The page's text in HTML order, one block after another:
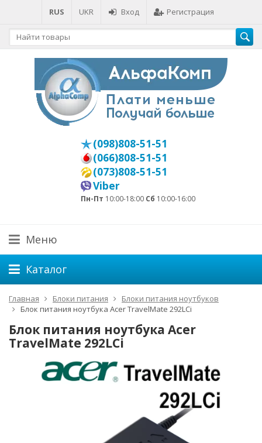
RUS UKR Вход Регистрация
(098)808-51-51
(066)808-51-51
(073)808-51-51
Viber
Пн-Пт 10:00-18:00 Сб 10:00-16:00
Меню
Каталог
Главная Блоки питания
Блоки питания ноутбуков
Блок питания ноутбука Acer TravelMate 292LCi
Блок питания ноутбука Acer
TravelMate 292LCi